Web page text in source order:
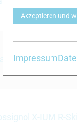
Race
X-IUM R-
Akzeptieren und
Impressum